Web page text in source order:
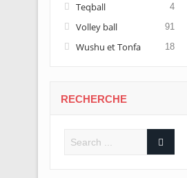
Teqball 4
Volley ball 91
Wushu et Tonfa 18
RECHERCHE